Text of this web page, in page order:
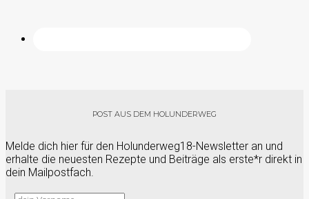
POST AUS DEM HOLUNDERWEG
Melde dich hier für den Holunderweg18-Newsletter an und
erhalte die neuesten Rezepte und Beiträge als erste*r direkt in
dein Mailpostfach.